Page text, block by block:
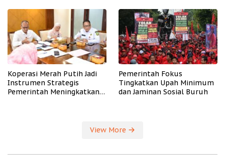
Koperasi Merah Putih Jadi
Instrumen Strategis
Pemerintah Meningkatkan
Pemerintah Fokus
Tingkatkan Upah Minimum
dan Jaminan Sosial Buruh
View More